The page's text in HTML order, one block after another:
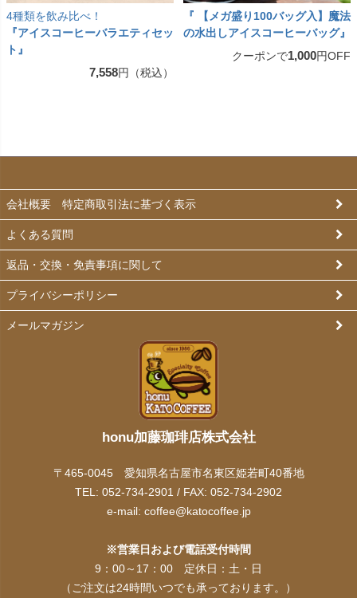
4種類を飲み比べ！
『アイスコーヒーバラエティセッ
ト』
7,558円（税込）
『 【メガ盛り100バッグ入】魔法
の水出しアイスコーヒーバッグ』
クーポンで1,000円OFF
honu加藤珈琲店株式会社
〒465-0045 愛知県名古屋市名東区姫若町40番地
TEL: 052-734-2901 / FAX: 052-734-2902
e-mail: coffee@katocoffee.jp
※営業日および電話受付時間
9：00～17：00 定休日：土・日
（ご注文は24時間いつでも承っております。）
会社概要 特定商取引法に基づく表示
よくある質問
返品・交換・免責事項に関して
プライバシーポリシー
メールマガジン